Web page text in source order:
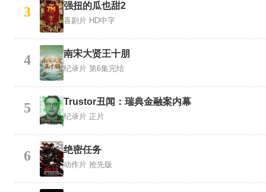
3 强扭的瓜也甜2
喜剧片 HD中字
4 南宋大贤王十朋
纪录片 第6集完结
5 Trustor丑闻：瑞典金融案内幕
纪录片 正片
6 绝密任务
动作片 抢先版